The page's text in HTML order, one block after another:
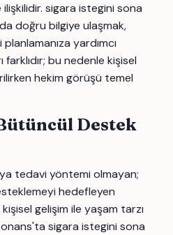
sigara istegini sona
doğru bilgiye ulaşmak,
yardımcı
bu nedenle kişisel
hekim görüşü temel
Destek
tedavi yöntemi olmayan;
hedefleyen
gelişim ile yaşam tarzı
sigara istegini sona